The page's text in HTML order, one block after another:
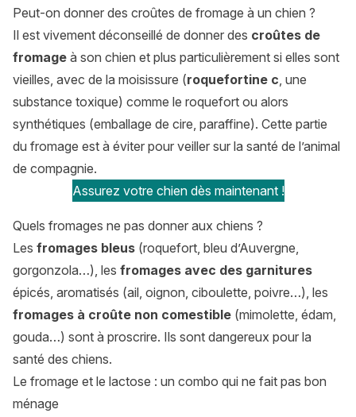
Peut-on donner des croûtes de fromage à un chien ?
Il est vivement déconseillé de donner des croûtes de
fromage à son chien et plus particulièrement si elles sont
vieilles, avec de la moisissure (roquefortine c, une
substance toxique) comme le roquefort ou alors
synthétiques (emballage de cire, paraffine). Cette partie
du fromage est à éviter pour veiller sur la santé de l’animal
de compagnie.
Assurez votre chien dès maintenant !
Quels fromages ne pas donner aux chiens ?
Les fromages bleus (roquefort, bleu d’Auvergne,
gorgonzola…), les fromages avec des garnitures
épicés, aromatisés (ail, oignon, ciboulette, poivre…), les
fromages à croûte non comestible (mimolette, édam,
gouda…) sont à proscrire. Ils sont dangereux pour la
santé des chiens.
Le fromage et le lactose : un combo qui ne fait pas bon
ménage